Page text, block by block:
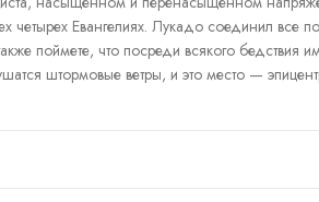
Евангелиях. Лукадо соединил все
поймете, что посреди всякого бедствия
штормовые ветры, и это место —